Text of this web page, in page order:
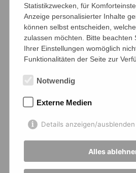
So macht Kunst uns allen –
Lehrkräften und
Menge Spaß. Ich danke wie
kleinen
und großen Künstler*innen
dass sie wieder so viele
diesem Kalender
Mein Dank gebührt ebenso
des
realen Produkts mit Leben
ganz besonderer Dank geht
Statistikzwecken, für
Anzeige personalisierter Inhalte
können selbst entscheiden,
zulassen möchten. Bitte beachten
Ihrer Einstellungen womöglich
Funktionalitäten der Seite zur
Notwendig
Externe Medien
Details anzeigen/ausblenden
Alles